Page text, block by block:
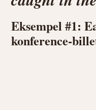
Eksempel #1:
konference-